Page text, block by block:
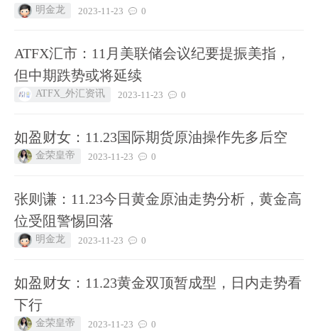
明金龙 2023-11-23 0
ATFX汇市：11月美联储会议纪要提振美指，
但中期跌势或将延续
ATFX_外汇资讯 2023-11-23 0
如盈财女：11.23国际期货原油操作先多后空
金荣皇帝 2023-11-23 0
张则谦：11.23今日黄金原油走势分析，黄金高
位受阻警惕回落
明金龙 2023-11-23 0
如盈财女：11.23黄金双顶暂成型，日内走势看
下行
金荣皇帝 2023-11-23 0